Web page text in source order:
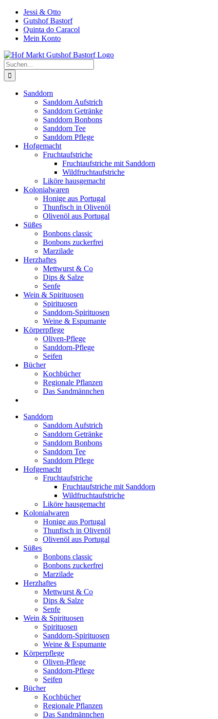
Zum
Inhalt
springen
Jessi & Otto
Gutshof Bastorf
Quinta do Caracol
Mein Konto
Suche
nach:
Sanddorn
Sanddorn Aufstrich
Sanddorn Getränke
Sanddorn Bonbons
Sanddorn Tee
Sanddorn Pflege
Hofgemacht
Fruchtaufstriche
Fruchtaufstriche mit Sanddorn
Wildfruchtaufstriche
Liköre hausgemacht
Kolonialwaren
Honige aus Portugal
Thunfisch in Olivenöl
Olivenöl aus Portugal
Süßes
Bonbons classic
Bonbons zuckerfrei
Marzilade
Herzhaftes
Mettwurst & Co
Dips & Salze
Senfe
Wein & Spirituosen
Spirituosen
Sanddorn-Spirituosen
Weine & Espumante
Körperpflege
Oliven-Pflege
Sanddorn-Pflege
Seifen
Bücher
Kochbücher
Regionale Pflanzen
Das Sandmännchen
Sanddorn
Sanddorn Aufstrich
Sanddorn Getränke
Sanddorn Bonbons
Sanddorn Tee
Sanddorn Pflege
Hofgemacht
Fruchtaufstriche
Fruchtaufstriche mit Sanddorn
Wildfruchtaufstriche
Liköre hausgemacht
Kolonialwaren
Honige aus Portugal
Thunfisch in Olivenöl
Olivenöl aus Portugal
Süßes
Bonbons classic
Bonbons zuckerfrei
Marzilade
Herzhaftes
Mettwurst & Co
Dips & Salze
Senfe
Wein & Spirituosen
Spirituosen
Sanddorn-Spirituosen
Weine & Espumante
Körperpflege
Oliven-Pflege
Sanddorn-Pflege
Seifen
Bücher
Kochbücher
Regionale Pflanzen
Das Sandmännchen